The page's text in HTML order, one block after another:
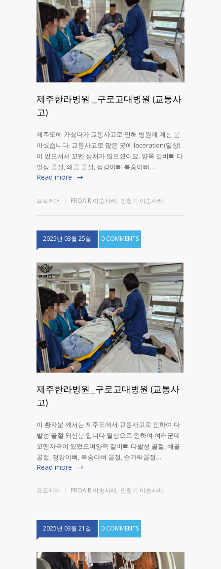
제주한라병원 _구로고대병원 (교통사
고)
제주도에 가셨다가 교통사고로 인해 병원에 계신 분
이셨습니다. 교통사고로 많은 곳에 laceration(열상)
이 있으셔서 꼬멘 상처가 많으셨어요. 양쪽 갈비뼈 다
발성 골절, 쇄골 골절, 정강이뼈 복숭아뼈…
Read more
프로에어 PROAIR 이송사례 민항기 이송사례
2025년 03월 25일 0 COMMENTS
제주한라병원_구로고대병원 (교통사
고)
이 환자분 께서는 제주도에서 교통사고로 인하여 다
발성 골절 되신분 입니다.열상으로 인하여 여러군데
꼬맨자국이 있었으며양쪽 갈비뼈 다발성 골절, 쇄골
골절, 정강이뼈, 복숭아뼈 골절, 손가락골절…
Read more
프로에어 PROAIR 이송사례, 민항기 이송사례
2025년 03월 21일 0 COMMENTS